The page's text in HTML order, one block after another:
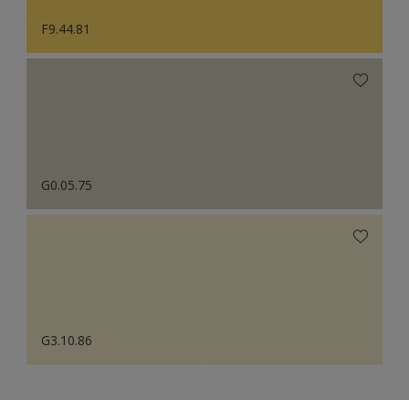
F9.44.81
G0.05.75
G3.10.86